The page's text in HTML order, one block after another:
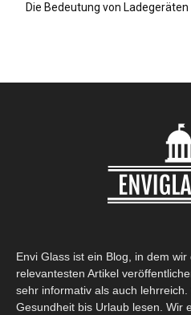
Die Bedeutung von
Envi Glass ist ein Blog, in dem
relevantesten Artikel
sehr informativ als auch
Gesundheit bis Urlaub lesen. Wir